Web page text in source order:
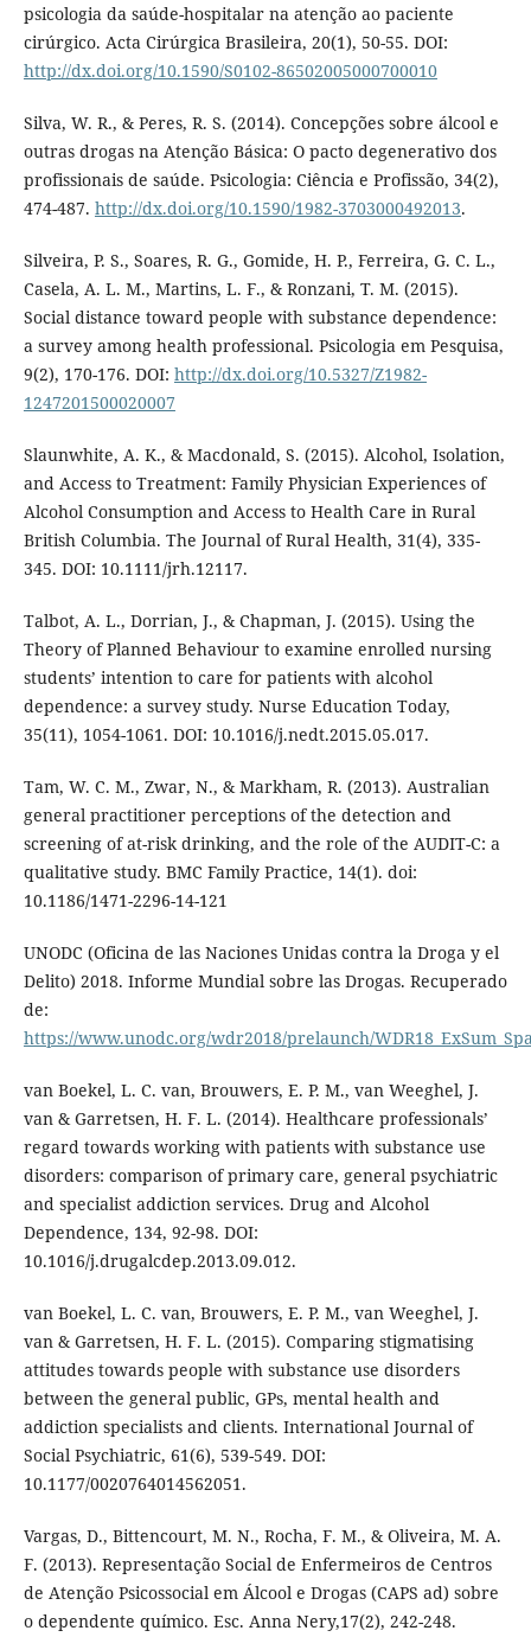
psicologia da saúde-hospitalar na atenção ao paciente
cirúrgico. Acta Cirúrgica Brasileira, 20(1), 50-55. DOI:
http://dx.doi.org/10.1590/S0102-86502005000700010
Silva, W. R., & Peres, R. S. (2014). Concepções sobre álcool e
outras drogas na Atenção Básica: O pacto degenerativo dos
profissionais de saúde. Psicologia: Ciência e Profissão, 34(2),
474-487. http://dx.doi.org/10.1590/1982-3703000492013.
Silveira, P. S., Soares, R. G., Gomide, H. P., Ferreira, G. C. L.,
Casela, A. L. M., Martins, L. F., & Ronzani, T. M. (2015).
Social distance toward people with substance dependence:
a survey among health professional. Psicologia em Pesquisa,
9(2), 170-176. DOI: http://dx.doi.org/10.5327/Z1982-
1247201500020007
Slaunwhite, A. K., & Macdonald, S. (2015). Alcohol, Isolation,
and Access to Treatment: Family Physician Experiences of
Alcohol Consumption and Access to Health Care in Rural
British Columbia. The Journal of Rural Health, 31(4), 335-
345. DOI: 10.1111/jrh.12117.
Talbot, A. L., Dorrian, J., & Chapman, J. (2015). Using the
Theory of Planned Behaviour to examine enrolled nursing
students’ intention to care for patients with alcohol
dependence: a survey study. Nurse Education Today,
35(11), 1054-1061. DOI: 10.1016/j.nedt.2015.05.017.
Tam, W. C. M., Zwar, N., & Markham, R. (2013). Australian
general practitioner perceptions of the detection and
screening of at-risk drinking, and the role of the AUDIT-C: a
qualitative study. BMC Family Practice, 14(1). doi:
10.1186/1471-2296-14-121
UNODC (Oficina de las Naciones Unidas contra la Droga y el
Delito) 2018. Informe Mundial sobre las Drogas. Recuperado
de:
https://www.unodc.org/wdr2018/prelaunch/
van Boekel, L. C. van, Brouwers, E. P. M., van Weeghel, J.
van & Garretsen, H. F. L. (2014). Healthcare professionals’
regard towards working with patients with substance use
disorders: comparison of primary care, general psychiatric
and specialist addiction services. Drug and Alcohol
Dependence, 134, 92-98. DOI:
10.1016/j.drugalcdep.2013.09.012.
van Boekel, L. C. van, Brouwers, E. P. M., van Weeghel, J.
van & Garretsen, H. F. L. (2015). Comparing stigmatising
attitudes towards people with substance use disorders
between the general public, GPs, mental health and
addiction specialists and clients. International Journal of
Social Psychiatric, 61(6), 539-549. DOI:
10.1177/0020764014562051.
Vargas, D., Bittencourt, M. N., Rocha, F. M., & Oliveira, M. A.
F. (2013). Representação Social de Enfermeiros de Centros
de Atenção Psicossocial em Álcool e Drogas (CAPS ad) sobre
o dependente químico. Esc. Anna Nery,17(2), 242-248.